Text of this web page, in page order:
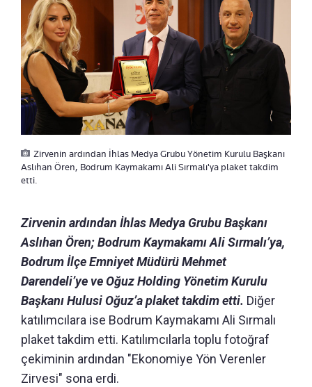
Zirvenin ardından İhlas Medya Grubu Yönetim Kurulu Başkanı
Aslıhan Ören, Bodrum Kaymakamı Ali Sırmalı'ya plaket takdim
etti.
Zirvenin ardından İhlas Medya Grubu Başkanı
Aslıhan Ören; Bodrum Kaymakamı Ali Sırmalı’ya,
Bodrum İlçe Emniyet Müdürü Mehmet
Darendeli’ye ve Oğuz Holding Yönetim Kurulu
Başkanı Hulusi Oğuz’a plaket takdim etti. Diğer
katılımcılara ise Bodrum Kaymakamı Ali Sırmalı
plaket takdim etti. Katılımcılarla toplu fotoğraf
çekiminin ardından "Ekonomiye Yön Verenler
Zirvesi" sona erdi.